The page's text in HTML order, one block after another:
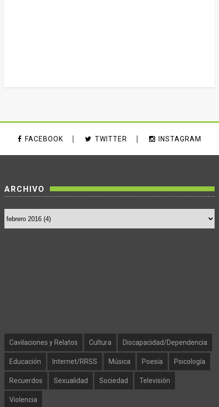
FACEBOOK TWITTER INSTAGRAM
ARCHIVO
Cavilaciones y Relatos Cultura Discapacidad/Dependencia
Educación Internet/RRSS Música Poesía Psicología
Recuerdos Sexualidad Sociedad Televisión
Violencia